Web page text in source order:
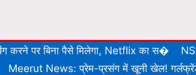
करने पर बिना पैसे मिलेगा, Netflix का स�
Meerut News: प्रेम-प्रसंग में खूनी खेल!